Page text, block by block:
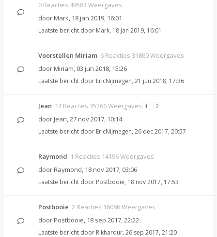
0 Reacties 49583 Weergaves
door Mark, 18 jan 2019, 16:01
Laatste bericht door Mark, 18 jan 2019, 16:01
Voorstellen Miriam 6 Reacties 31860 Weergaves
door Miriam, 03 jun 2018, 15:26
Laatste bericht door EricNijmegen, 21 jun 2018, 17:36
Jean 14 Reacties 35266 Weergaves 1 2
door Jean,27 nov 2017, 10:14
Laatste bericht door EricNijmegen, 26 dec 2017, 20:57
Raymond 1 Reacties 14196 Weergaves
door Raymond, 18 nov 2017, 03:06
Laatste bericht door Postbooie, 18 nov 2017, 17:53
Postbooie 2 Reacties 16086 Weergaves
door Postbooie, 18 sep 2017, 22:22
Laatste bericht door Rikhardur, 26 sep 2017, 21:20